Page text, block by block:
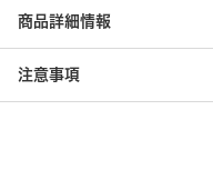
ー
プ
（白
地/
黒
商品詳細情報
注意事項